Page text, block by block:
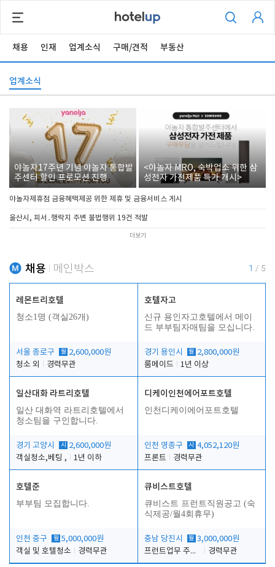
채용 인재 업계소식 구매/견적 부동산
업계소식
야놀자17주년 기념 야놀자 통합발
주센터 할인 프로모션 진행
<야놀자 MRO, 숙박업소 위한 삼
성전자 가전제품 특가 개시>
야놀자제휴점 금융혜택제공 위한 제휴 및 금융서비스 게시
울산시, 피서․행락지 주변 불법행위 19건 적발
더보기
채용 메인박스 1 / 5
레몬트리호텔
청소1명 (객실26개)
서울 종로구 월 2,600,000원
청소 외
경력무관
호텔자고
신규 용인자고호텔에서 메이
드 부부팀자매팀을 모십니다.
경기 용인시 월 2,800,000원
룸메이드
1년 이상
일산대화 라트리호텔
일산 대화역 라트리호텔에서
청소팀을 구인합니다.
경기 고양시 시
2,600,000원
객실청소,베팅 ,
1년 이하
디케이인천에어포트호텔
인천디케이에어포트호텔
인천 영종구 시
4,052,120원
프론트
경력무관
호텔준
부부팀 모집합니다.
인천 중구 월 5,000,000원
객실 및 호텔청소
경력무관
큐비스트호텔
큐비스트 프런트직원공고 (숙
식제공/월4회휴무)
충남 당진시 월 3,000,000원
프런트업무 주간, 야간
경력무관